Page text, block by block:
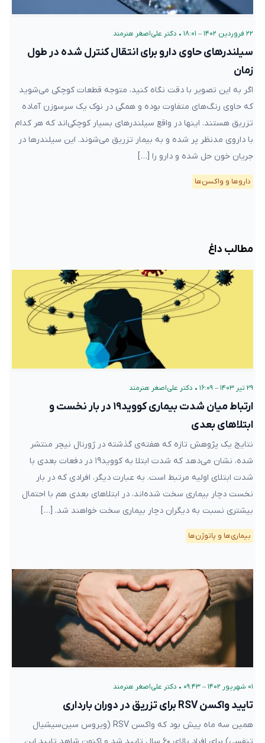
•دکتر علی‌اصغر هنرمند
سیلندرهای حاوی دارو برای انتقال کنترل شده در طول
زمان
اگر به این تصویر با دقت نگاه کنید، متوجه قطعات کوچکی می‌شوید که
حاوی رنگ‌های متفاوت بوده و همگی در نوک یک سرسوزن آماده تزریق
هستند. اینها در واقع سیلندرهای بسیار کوچکی‌اند که هر کدام با داروی
دارو‌ها و واکسن‌ها
دکتر علی‌اصغر هنرمند
ابتلاهای بعدی
نتایج یک پژوهش تازه که هفته‌ی گذشته در ژورنال نیچر منتشر شده،
اولیه مرتبط است. به عبارت دیگر، افرادی که در بار نخست دچار
بیماری سخت شده‌اند، در ابتلاهای بعدی هم با احتمال بیشتری نسبت به
بیماری‌ها و پاتوژن‌ها
•دکتر علی‌اصغر هنرمند
تایید واکسن RSV برای تزریق در دوران بارداری
همین سه ماه پیش بود که واکسن RSV (ویروس سین‌سیشیال تنفسی)
برای افراد بالای ۶۰ سال تایید شد و اکنون شاهد تایید این واکسن برای
مادران باردار هستیم تا از ابتلای نوزادان آنها پیشگیری شود. این واکسن